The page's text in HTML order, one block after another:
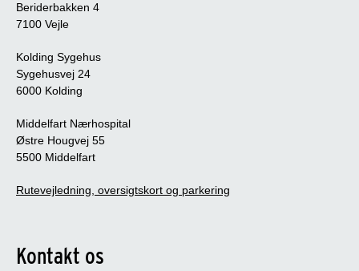
Beriderbakken 4
7100 Vejle
Kolding Sygehus
Sygehusvej 24
6000 Kolding
Middelfart Nærhospital
Østre Hougvej 55
5500 Middelfart
Rutevejledning, oversigtskort og parkering
Kontakt os